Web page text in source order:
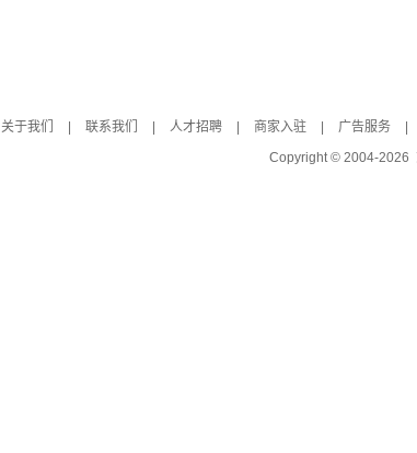
关于我们
联系我们 人才招聘 商家入驻 广告服务
Copyright © 2004-2026